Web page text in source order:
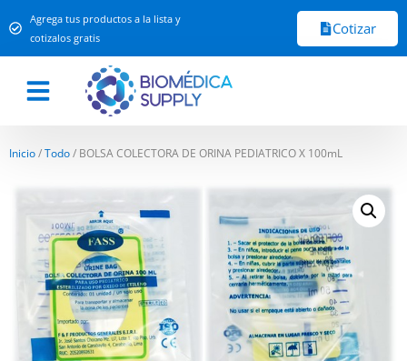
Agrega tus productos a la lista y
cotizalos gratis
Cotizar
Inicio/Todo/ BOLSA COLECTORA DE ORINA PEDIATRICO X 100mL